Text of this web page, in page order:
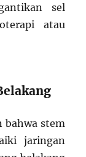
sel
atau
bahwa stem
jaringan